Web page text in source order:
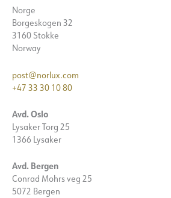
Norge
Borgeskogen 32
3160 Stokke
Norway
post@norlux.com
+47 33 30 10 80
Avd. Oslo
Lysaker Torg 25
1366 Lysaker
Avd. Bergen
Conrad Mohrs veg 25
5072 Bergen